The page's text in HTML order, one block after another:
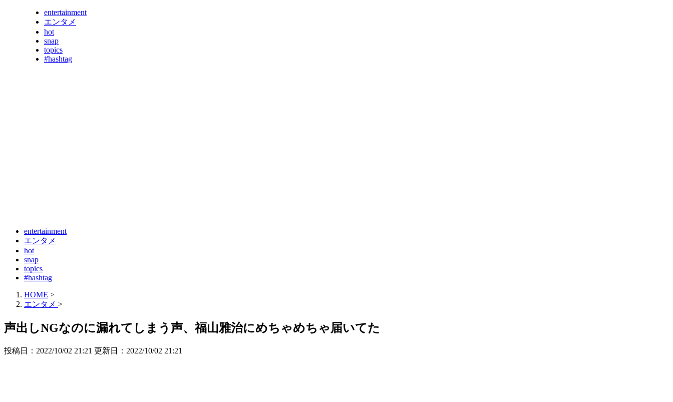
entertainment
エンタメ
hot
snap
topics
#hashtag
entertainment
エンタメ
hot
snap
topics
#hashtag
HOME >
エンタメ >
声出しNGなのに漏れてしまう声、福山雅治にめちゃめちゃ届いてた
投稿日：2022/10/02 21:21 更新日： 2022/10/02 21:21